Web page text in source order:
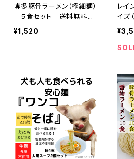
博多豚骨ラーメン（極細麺）
５食セット 送料無料
おうちで専門店の麺を！
¥1,520
レイ
イズ